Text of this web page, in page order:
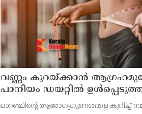
വണ്ണം കുറയ്ക്കാൻ
പാനീയം ഡയറ്റിൽ
ഓറഞ്ചിന്റെ ആരോഗ്യഗുണങ്ങളെ കുറിച്ച്